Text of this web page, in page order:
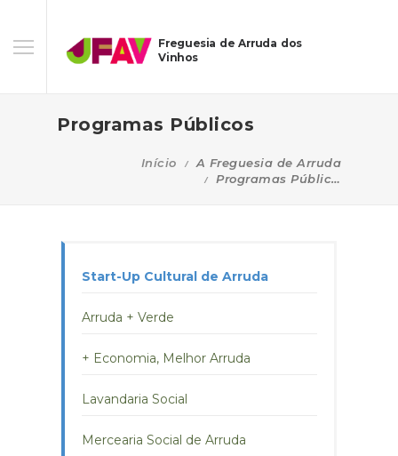
Freguesia de Arruda dos
Vinhos
Programas Públicos
Início
A Freguesia de Arruda
Programas Públicos
Start-Up Cultural de Arruda
Arruda + Verde
+ Economia, Melhor Arruda
Lavandaria Social
Mercearia Social de Arruda